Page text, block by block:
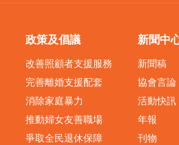
政策及倡議
改善照顧者支援服務
完善離婚支援配套
消除家庭暴力
推動婦女友善職場
爭取全民退休保障
新聞中
新聞稿
協會言論
活動快訊
年報
刊物